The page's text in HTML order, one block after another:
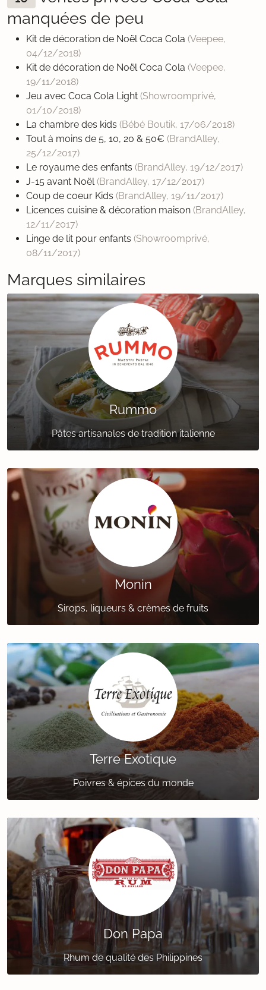
manquées de peu
Kit de décoration de Noël Coca Cola (Veepee,
04/12/2018)
Kit de décoration de Noël Coca Cola (Veepee,
19/11/2018)
Jeu avec Coca Cola Light (Showroomprivé,
01/10/2018)
La chambre des kids (Bébé Boutik, 17/06/2018)
Tout à moins de 5, 10, 20 & 50€ (BrandAlley,
25/12/2017)
Le royaume des enfants (BrandAlley, 19/12/2017)
J-15 avant Noël(BrandAlley, 17/12/2017)
Coup de coeur Kids (BrandAlley, 19/11/2017)
Licences cuisine & décoration maison (BrandAlley,
12/11/2017)
Linge de lit pour enfants (Showroomprivé,
08/11/2017)
Marques similaires
Rummo
Pâtes artisanales de tradition italienne
Monin
Sirops, liqueurs & crèmes de fruits
Terre Exotique
Poivres & épices du monde
Don Papa
Rhum de qualité des Philippines